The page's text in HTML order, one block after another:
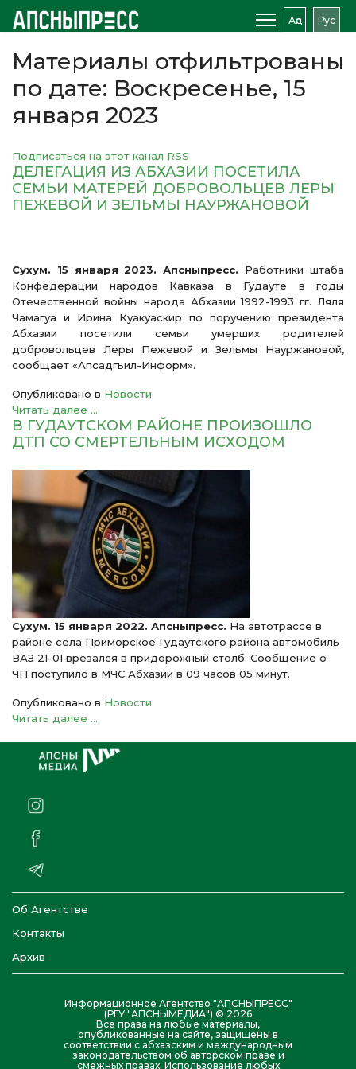
Аԥс Рус
Материалы отфильтрованы
по дате: Воскресенье, 15
января 2023
Подписаться на этот канал RSS
ДЕЛЕГАЦИЯ ИЗ АБХАЗИИ ПОСЕТИЛА
СЕМЬИ МАТЕРЕЙ ДОБРОВОЛЬЦЕВ ЛЕРЫ
ПЕЖЕВОЙ И ЗЕЛЬМЫ НАУРЖАНОВОЙ
Сухум. 15 января 2023. Апсныпресс. Работники штаба
Конфедерации народов Кавказа в Гудауте в годы
Отечественной войны народа Абхазии 1992-1993 гг. Ляля
Чамагуа и Ирина Куакуаскир по поручению президента
Абхазии посетили семьи умерших родителей
добровольцев Леры Пежевой и Зельмы Науржановой,
сообщает «Апсадгьил-Информ».
Опубликовано в Новости
Читать далее ...
В ГУДАУТСКОМ РАЙОНЕ ПРОИЗОШЛО
ДТП СО СМЕРТЕЛЬНЫМ ИСХОДОМ
Сухум. 15 января 2022. Апсныпресс. На автотрассе в
районе села Приморское Гудаутского района автомобиль
ВАЗ 21-01 врезался в придорожный столб. Сообщение о
ЧП поступило в МЧС Абхазии в 09 часов 05 минут.
Опубликовано в Новости
Читать далее ...
Об Агентстве
Контакты
Архив
Информационное Агентство "АПСНЫПРЕСС"
(РГУ "АПСНЫМЕДИА") © 2026
Все права на любые материалы,
опубликованные на сайте, защищены в
соответствии с абхазским и международным
законодательством об авторском праве и
смежных правах. Использование любых